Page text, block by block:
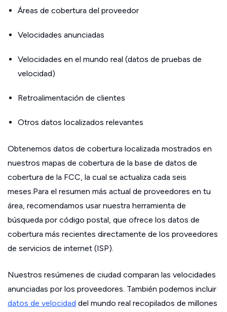
Áreas de cobertura del proveedor
Velocidades anunciadas
Velocidades en el mundo real (datos de pruebas de
velocidad)
Retroalimentación de clientes
Otros datos localizados relevantes
Obtenemos datos de cobertura localizada mostrados en
nuestros mapas de cobertura de la base de datos de
cobertura de la FCC, la cual se actualiza cada seis
meses.Para el resumen más actual de proveedores en tu
área, recomendamos usar nuestra herramienta de
búsqueda por código postal, que ofrece los datos de
cobertura más recientes directamente de los proveedores
de servicios de internet (ISP).
Nuestros resúmenes de ciudad comparan las velocidades
anunciadas por los proveedores. También podemos incluir
datos de velocidad del mundo real recopilados de millones